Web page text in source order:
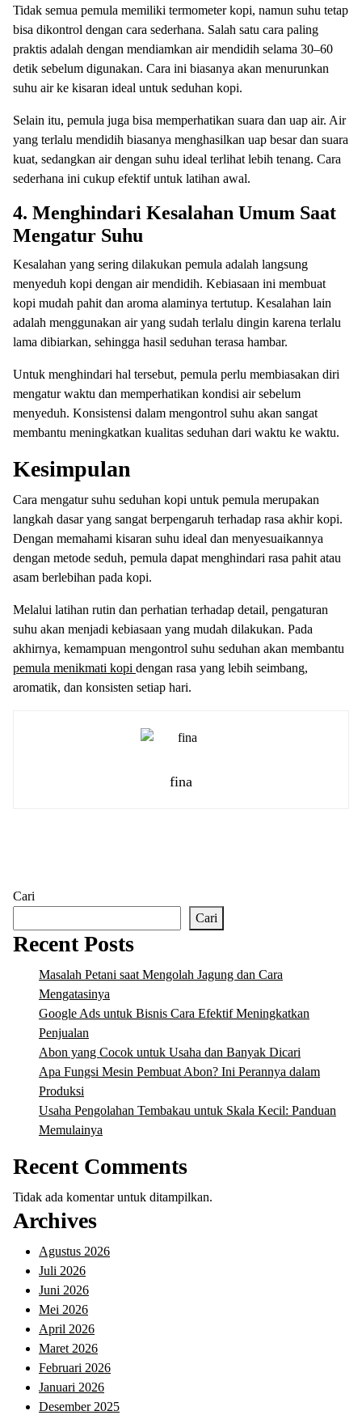
Tidak semua pemula memiliki termometer kopi, namun suhu tetap
bisa dikontrol dengan cara sederhana. Salah satu cara paling
praktis adalah dengan mendiamkan air mendidih selama 30–60
detik sebelum digunakan. Cara ini biasanya akan menurunkan
suhu air ke kisaran ideal untuk seduhan kopi.
Selain itu, pemula juga bisa memperhatikan suara dan uap air. Air
yang terlalu mendidih biasanya menghasilkan uap besar dan suara
kuat, sedangkan air dengan suhu ideal terlihat lebih tenang. Cara
sederhana ini cukup efektif untuk latihan awal.
4. Menghindari Kesalahan Umum Saat
Mengatur Suhu
Kesalahan yang sering dilakukan pemula adalah langsung
menyeduh kopi dengan air mendidih. Kebiasaan ini membuat
kopi mudah pahit dan aroma alaminya tertutup. Kesalahan lain
adalah menggunakan air yang sudah terlalu dingin karena terlalu
lama dibiarkan, sehingga hasil seduhan terasa hambar.
Untuk menghindari hal tersebut, pemula perlu membiasakan diri
mengatur waktu dan memperhatikan kondisi air sebelum
menyeduh. Konsistensi dalam mengontrol suhu akan sangat
membantu meningkatkan kualitas seduhan dari waktu ke waktu.
Kesimpulan
Cara mengatur suhu seduhan kopi untuk pemula merupakan
langkah dasar yang sangat berpengaruh terhadap rasa akhir kopi.
Dengan memahami kisaran suhu ideal dan menyesuaikannya
dengan metode seduh, pemula dapat menghindari rasa pahit atau
asam berlebihan pada kopi.
Melalui latihan rutin dan perhatian terhadap detail, pengaturan
suhu akan menjadi kebiasaan yang mudah dilakukan. Pada
akhirnya, kemampuan mengontrol suhu seduhan akan membantu
pemula menikmati kopi dengan rasa yang lebih seimbang,
aromatik, dan konsisten setiap hari.
fina
Cari
Cari
Recent Posts
Masalah Petani saat Mengolah Jagung dan Cara
Mengatasinya
Google Ads untuk Bisnis Cara Efektif Meningkatkan
Penjualan
Abon yang Cocok untuk Usaha dan Banyak Dicari
Apa Fungsi Mesin Pembuat Abon? Ini Perannya dalam
Produksi
Usaha Pengolahan Tembakau untuk Skala Kecil: Panduan
Memulainya
Recent Comments
Tidak ada komentar untuk ditampilkan.
Archives
Agustus 2026
Juli 2026
Juni 2026
Mei 2026
April 2026
Maret 2026
Februari 2026
Januari 2026
Desember 2025